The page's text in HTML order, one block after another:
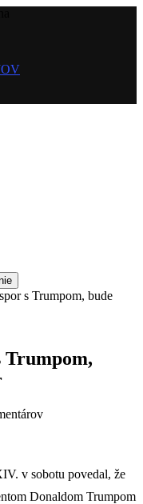
s Trumpom, bude
Trumpom,
v sobotu povedal, že
Donaldom Trumpom